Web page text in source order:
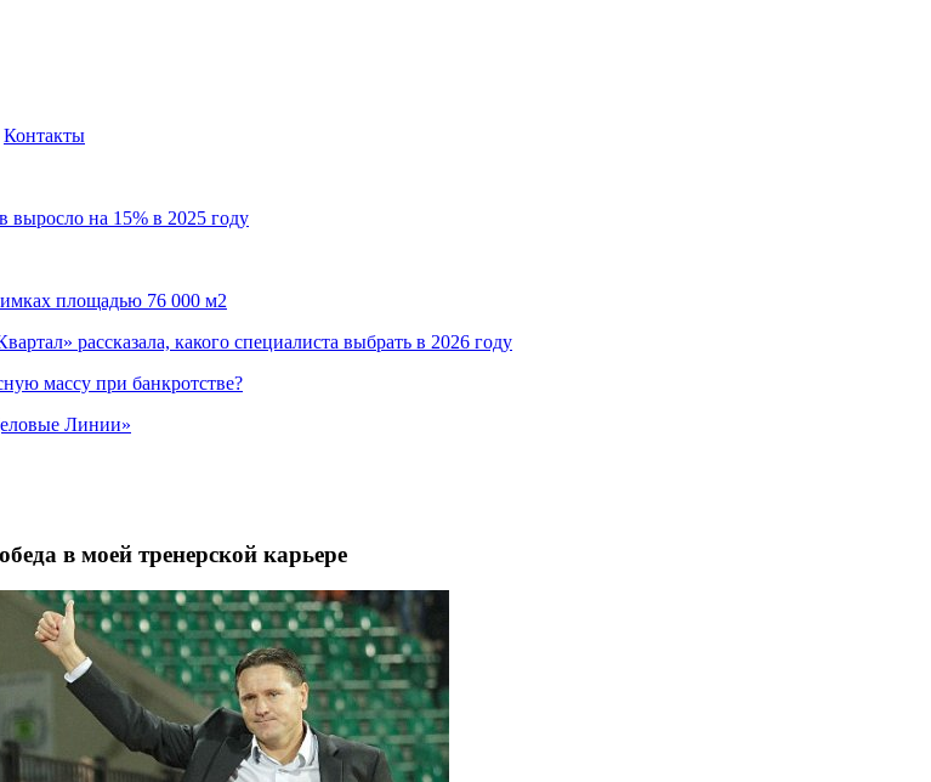
Контакты
выросло на 15% в 2025 году
площадью 76 000 м2
рассказала, какого специалиста выбрать в 2026 году
массу при банкротстве?
Линии»
в моей тренерской карьере